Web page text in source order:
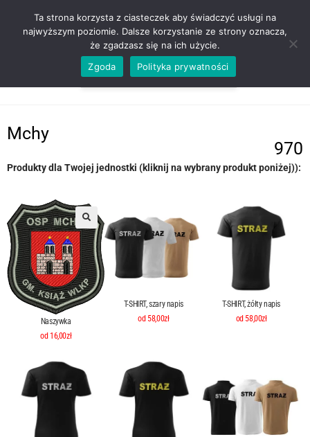
ZADZWOŃ TEL. 600 352 938
Mchy
970
Produkty dla Twojej jednostki (kliknij na wybrany produkt poniżej)):
Naszywka
od 16,00zł
T-SHIRT, szary napis
od 58,00zł
T-SHIRT, żółty napis
od 58,00zł
Ta strona korzysta z ciasteczek aby świadczyć usługi na
najwyższym poziomie. Dalsze korzystanie ze strony oznacza,
że zgadzasz się na ich użycie.
Zgoda
Polityka prywatności